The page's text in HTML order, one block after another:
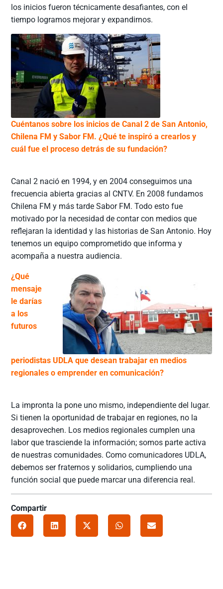
los inicios fueron técnicamente desafiantes, con el
tiempo logramos mejorar y expandirnos.
Cuéntanos sobre los inicios de Canal 2 de San Antonio,
Chilena FM y Sabor FM. ¿Qué te inspiró a crearlos y
cuál fue el proceso detrás de su fundación?
Canal 2 nació en 1994, y en 2004 conseguimos una
frecuencia abierta gracias al CNTV. En 2008 fundamos
Chilena FM y más tarde Sabor FM. Todo esto fue
motivado por la necesidad de contar con medios que
reflejaran la identidad y las historias de San Antonio. Hoy
tenemos un equipo comprometido que informa y
acompaña a nuestra audiencia.
¿Qué
mensaje
le darías
a los
futuros
periodistas UDLA que desean trabajar en medios
regionales o emprender en comunicación?
La impronta la pone uno mismo, independiente del lugar.
Si tienen la oportunidad de trabajar en regiones, no la
desaprovechen. Los medios regionales cumplen una
labor que trasciende la información; somos parte activa
de nuestras comunidades. Como comunicadores UDLA,
debemos ser fraternos y solidarios, cumpliendo una
función social que puede marcar una diferencia real.
Compartir